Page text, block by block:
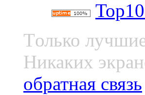
Tолько
Никаких
обратная связь